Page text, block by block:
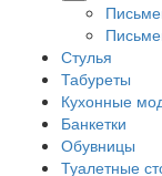
Стулья
Табуреты
Кухонные
Банкетки
Обувницы
Туалетные